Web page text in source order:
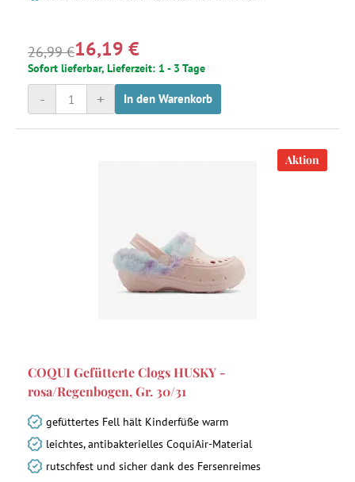
26,99 €16,19 €
Sofort lieferbar, Lieferzeit: 1 - 3 Tage
+
- In den Warenkorb
Aktion
COQUI Gefütterte Clogs HUSKY -
rosa/Regenbogen, Gr. 30/31
gefüttertes Fell hält Kinderfüße warm
leichtes, antibakterielles CoquiAir-Material
rutschfest und sicher dank des Fersenreimes